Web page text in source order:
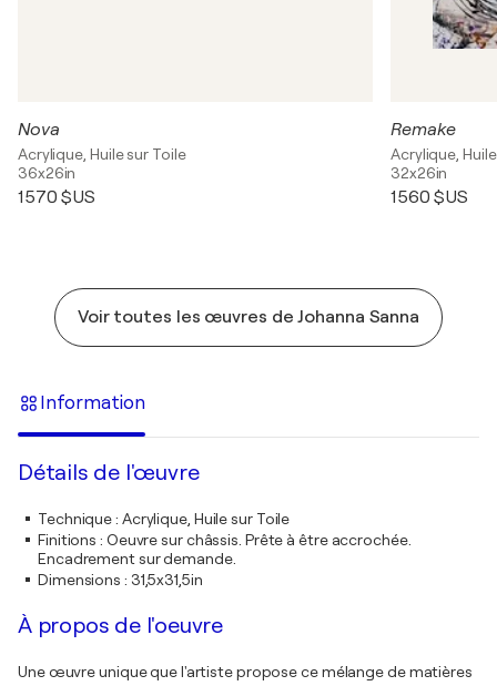
Nova
Acrylique, Huile sur Toile
36x26in
1 570 $US
Remake
Acrylique,
32x26in
1 560 $US
Voir toutes les œuvres de Johanna Sanna
Information
Détails de l'œuvre
Technique: Acrylique, Huile sur Toile
Finitions : Oeuvre sur châssis. Prête à être accrochée.
Encadrement sur demande.
Dimensions : 31,5x31,5in
À propos de l'oeuvre
Une œuvre unique que l'artiste propose ce mélange de matières